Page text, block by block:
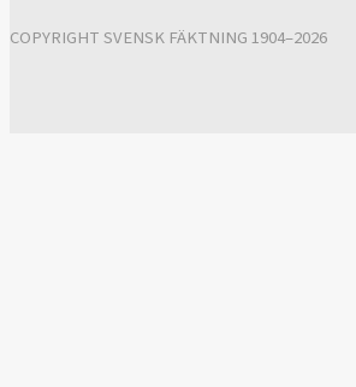
COPYRIGHT SVENSK FÄKTNING 1904–2026